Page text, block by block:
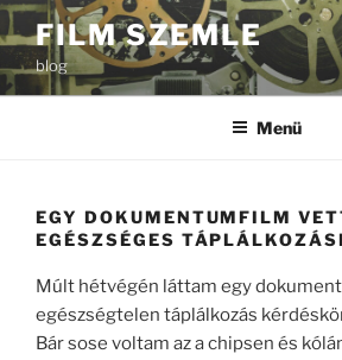
Tartalomhoz
FILM SZEMLE
blog
Menü
EGY DOKUMENTUMFILM
EGÉSZSÉGES
Múlt hétvégén láttam egy
egészségtelen táplálkozás
Bár sose voltam az a chipsen és